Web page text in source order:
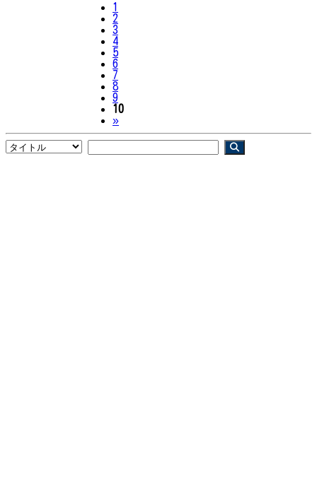
1
2
3
4
5
6
7
8
9
10
»Next